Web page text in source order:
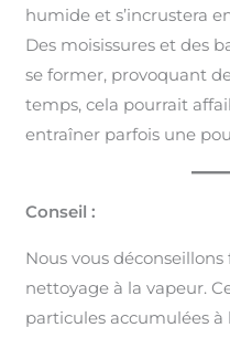
humide et s’incrustera
Des moisissures et des
se former, provoquant
temps, cela pourrait
entraîner parfois une
Conseil :
Nous vous
nettoyage à la vapeur.
particules accumulées à